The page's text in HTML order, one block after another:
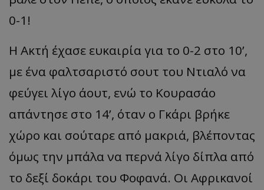
0-1!
Η Ακτή έχασε ευκαιρία για το 0-2 στο 10’,
με ένα φαλτσαριστό σουτ του Ντιαλό να
φεύγει λίγο άουτ, ενώ το Κουρασάο
απάντησε στο 14’, όταν ο Γκάρι βρήκε
χώρο και σούταρε από μακριά, βλέποντας
όμως την μπάλα να περνά λίγο δίπλα από
το δεξί δοκάρι του Φοφανά. Οι Αφρικανοί